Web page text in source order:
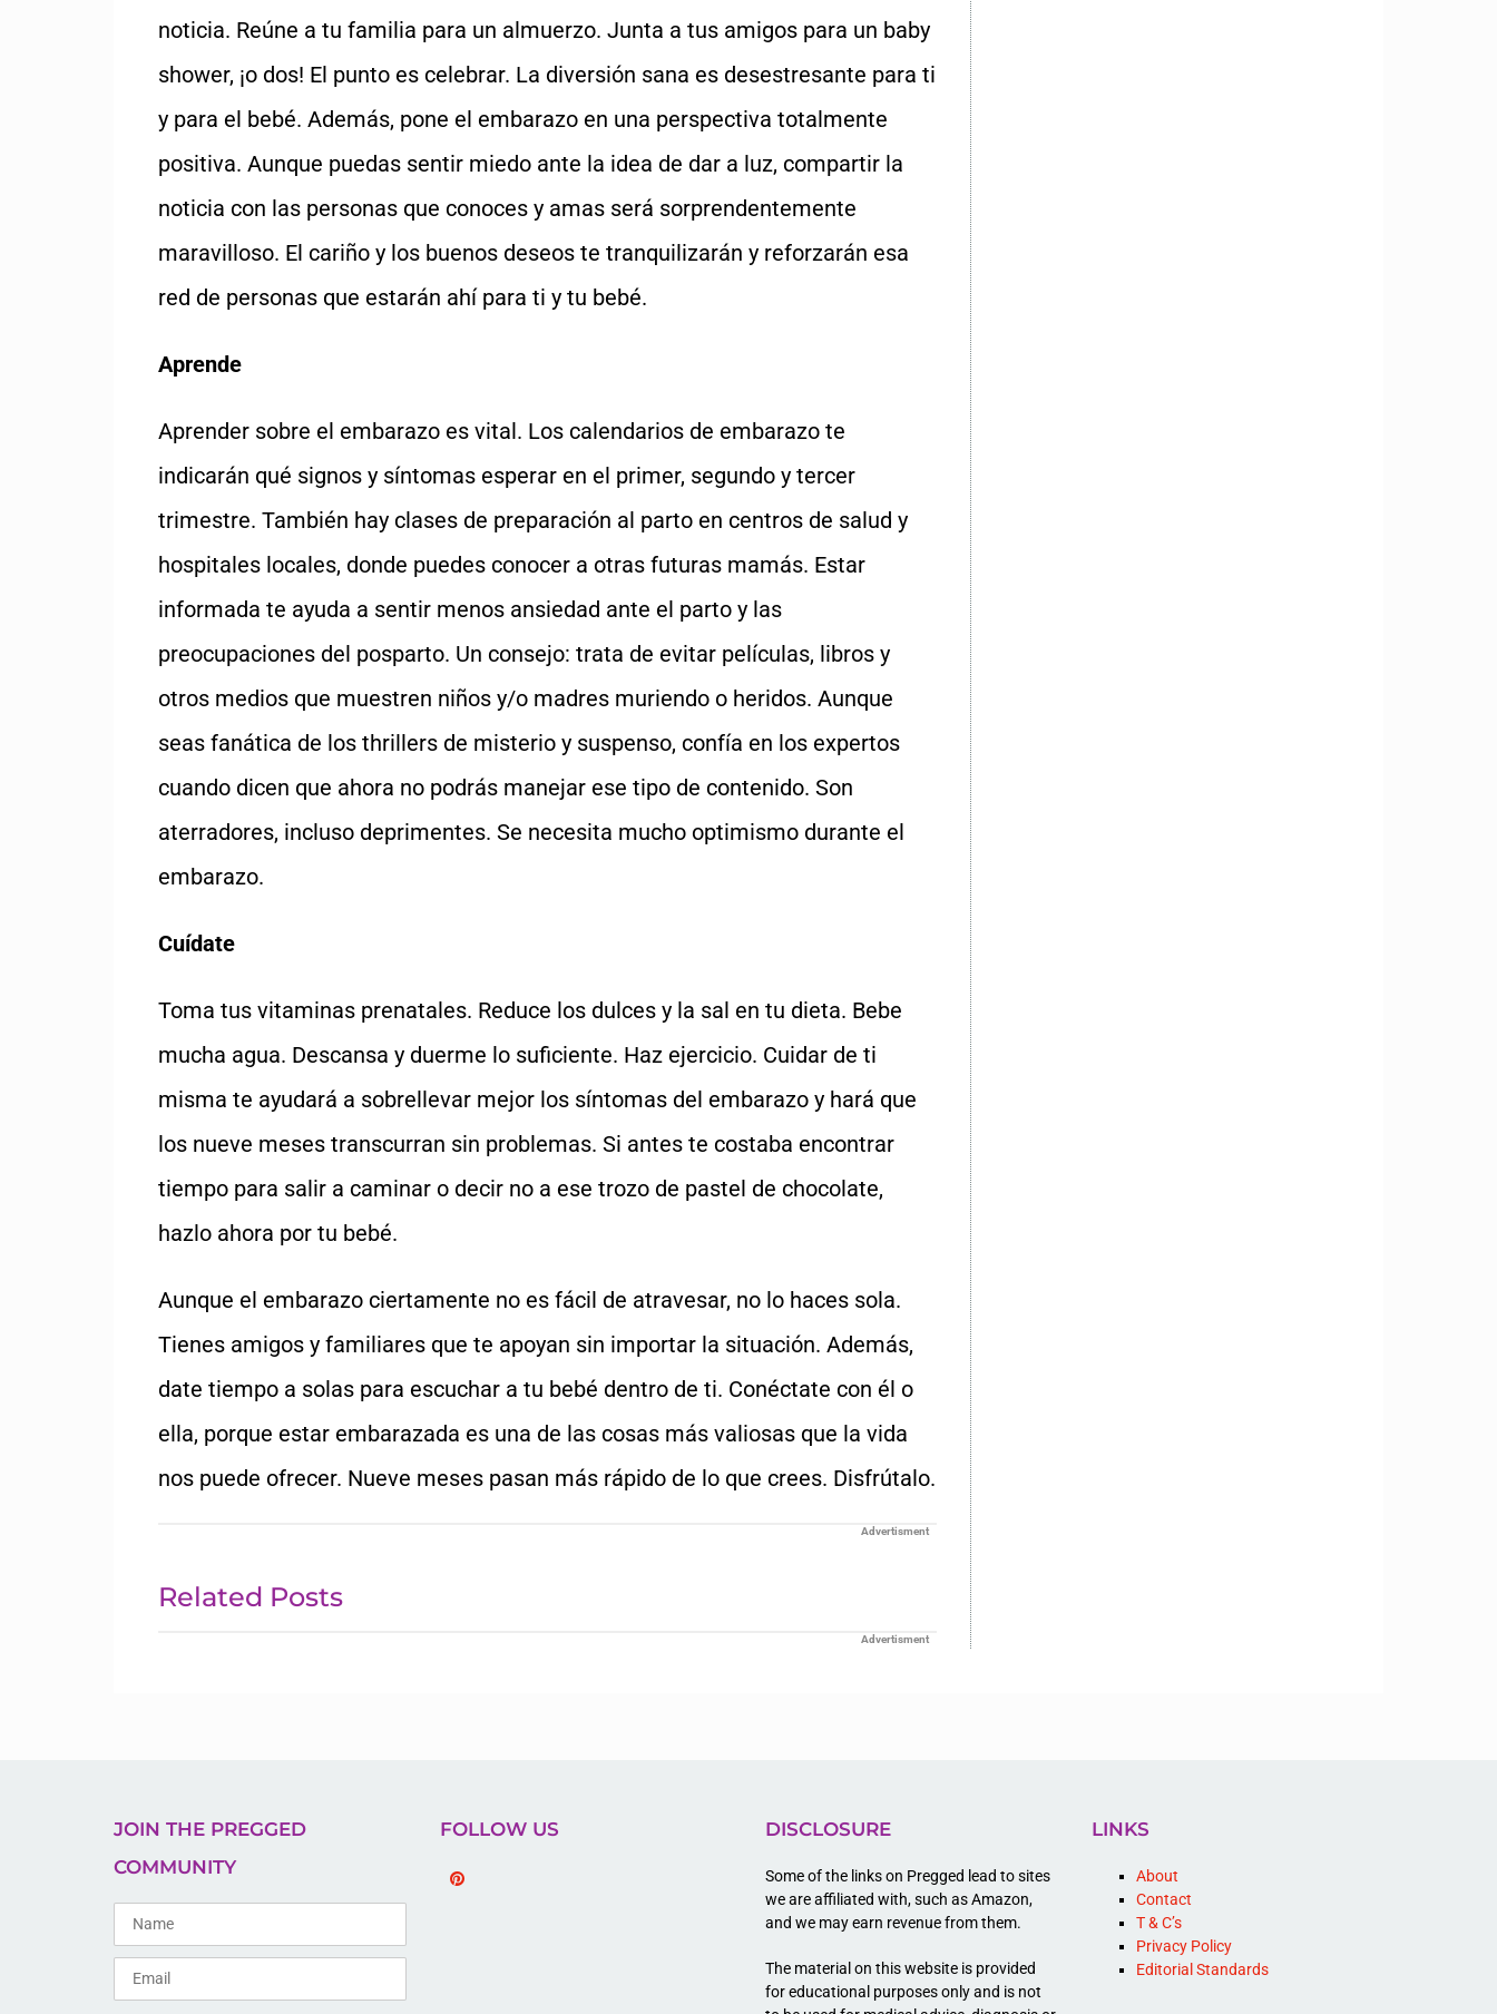
noticia. Reúne a tu familia para un almuerzo. Junta a tus amigos para un baby
shower, ¡o dos! El punto es celebrar. La diversión sana es desestresante para ti
y para el bebé. Además, pone el embarazo en una perspectiva totalmente
positiva. Aunque puedas sentir miedo ante la idea de dar a luz, compartir la
noticia con las personas que conoces y amas será sorprendentemente
maravilloso. El cariño y los buenos deseos te tranquilizarán y reforzarán esa
red de personas que estarán ahí para ti y tu bebé.
Aprende
Aprender sobre el embarazo es vital. Los calendarios de embarazo te
indicarán qué signos y síntomas esperar en el primer, segundo y tercer
trimestre. También hay clases de preparación al parto en centros de salud y
hospitales locales, donde puedes conocer a otras futuras mamás. Estar
informada te ayuda a sentir menos ansiedad ante el parto y las
preocupaciones del posparto. Un consejo: trata de evitar películas, libros y
otros medios que muestren niños y/o madres muriendo o heridos. Aunque
seas fanática de los thrillers de misterio y suspenso, confía en los expertos
cuando dicen que ahora no podrás manejar ese tipo de contenido. Son
aterradores, incluso deprimentes. Se necesita mucho optimismo durante el
embarazo.
Cuídate
Toma tus vitaminas prenatales. Reduce los dulces y la sal en tu dieta. Bebe
mucha agua. Descansa y duerme lo suficiente. Haz ejercicio. Cuidar de ti
misma te ayudará a sobrellevar mejor los síntomas del embarazo y hará que
los nueve meses transcurran sin problemas. Si antes te costaba encontrar
tiempo para salir a caminar o decir no a ese trozo de pastel de chocolate,
hazlo ahora por tu bebé.
Aunque el embarazo ciertamente no es fácil de atravesar, no lo haces sola.
Tienes amigos y familiares que te apoyan sin importar la situación. Además,
date tiempo a solas para escuchar a tu bebé dentro de ti. Conéctate con él o
ella, porque estar embarazada es una de las cosas más valiosas que la vida
nos puede ofrecer. Nueve meses pasan más rápido de lo que crees. Disfrútalo.
Advertisment
Related Posts
Advertisment
JOIN THE PREGGED
COMMUNITY
FOLLOW US DISCLOSURE
Some of the links on Pregged lead to sites
we are affiliated with, such as Amazon,
and we may earn revenue from them.
The material on this website is provided
for educational purposes only and is not
LINKS
About
Contact
T & C’s
Privacy Policy
Editorial Standards